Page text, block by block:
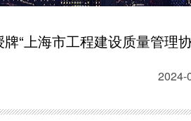
“上海市工程建设质量管理